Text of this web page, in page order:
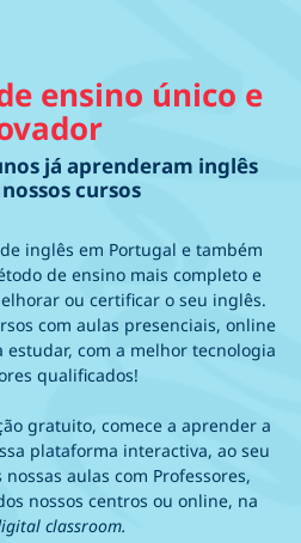
ensino único e
já aprenderam inglês
cursos
inglês em Portugal e também
de ensino mais completo e
ou certificar o seu inglês.
com aulas presenciais, online
estudar, com a melhor tecnologia
qualificados!
gratuito, comece a aprender a
plataforma interactiva, ao seu
aulas com Professores,
nossos centros ou online, na
classroom.